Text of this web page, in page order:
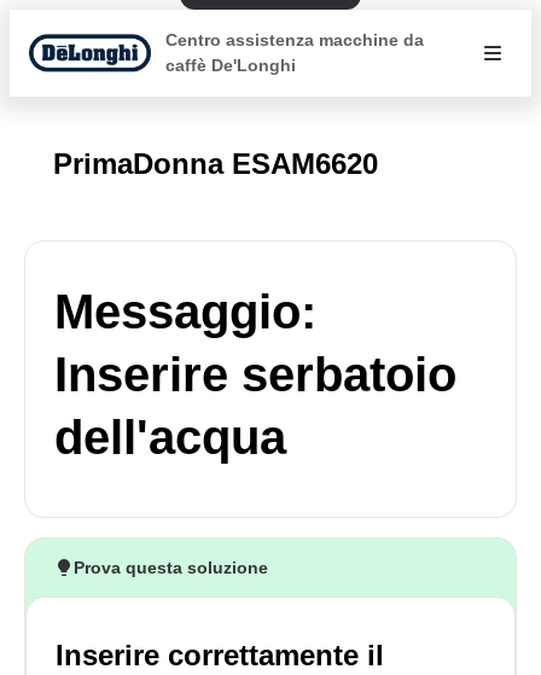
Centro assistenza macchine da
caffè De'Longhi
PrimaDonna ESAM6620
Messaggio:
Inserire serbatoio
dell'acqua
Prova questa soluzione
Inserire correttamente il